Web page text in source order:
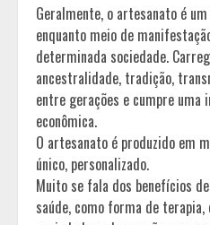
Geralmente, o artesanato é
enquanto meio de
determinada sociedade.
ancestralidade, tradição,
entre gerações e cumpre uma
econômica.
O artesanato é produzido em
único, personalizado.
Muito se fala dos benefícios
saúde, como forma de